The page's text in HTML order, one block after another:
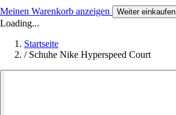
Meinen Warenkorb anzeigen Weiter einkaufen
Loading...
Startseite
/ Schuhe Nike Hyperspeed Court